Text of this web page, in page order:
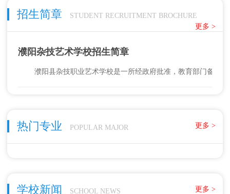
省、市级奖多项。建校20年来，濮阳杂技艺术学校共培养了30
00余名杂技专业学员，足迹遍布全国各地。 学校新校区迁建
500亩，总建筑面积12万平方米，总投资6亿元，初定招生规模
招生简章
STUDENT RECRUITMENT BROCHURE
更多 >
濮阳杂技艺术学校招生简章
濮阳县杂技职业艺术学校是一所经政府批准，教育部门备案
热门专业 POPULAR MAJOR 更多 >
学校新闻 SCHOOL NEWS 更多 >